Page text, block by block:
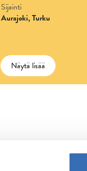
Sijainti
Aurajoki, Turku
Näytä lisää